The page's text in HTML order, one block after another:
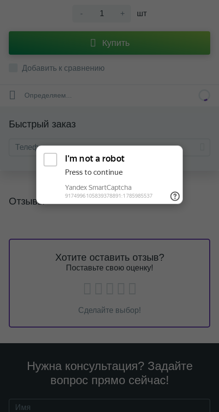
- + шт
Купить
Добавить к сравнению
Определяем...
Быстрый заказ
Отзывы
Хотите оставить отзыв?
Поставьте свою оценку!
Сделайте выбор!
Нужна консультация? Задайте
вопрос прямо сейчас!